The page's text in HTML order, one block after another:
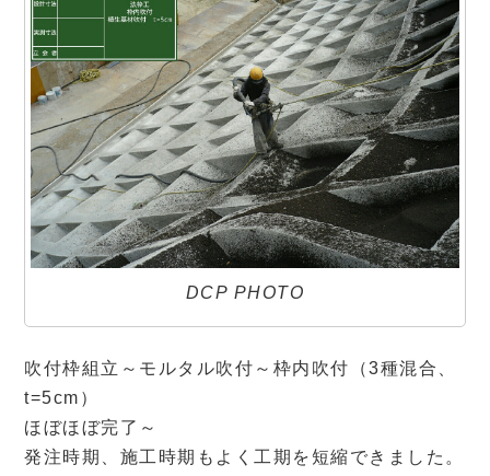
DCP PHOTO
吹付枠組立～モルタル吹付～枠内吹付（3種混合、
t=5cm）
ほぼほぼ完了～
発注時期、施工時期もよく工期を短縮できました。